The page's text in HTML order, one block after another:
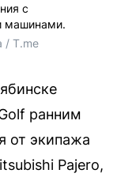
с
машинами.
/ T.me
ранним
от экипажа
Pajero,